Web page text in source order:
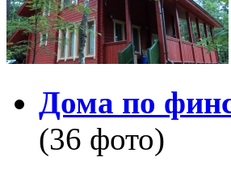
Дома по
(36 фото)